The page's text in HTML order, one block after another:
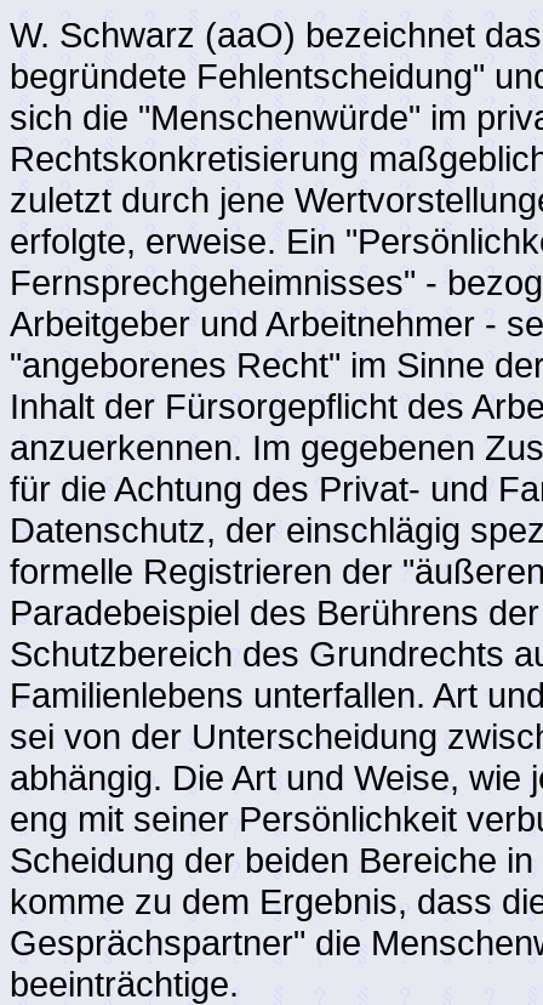
W. Schwarz (aaO) bezeichnet
begründete Fehlentscheidung"
sich die "Menschenwürde" im
Rechtskonkretisierung
zuletzt durch jene
erfolgte, erweise. Ein
Fernsprechgeheimnisses" -
Arbeitgeber und Arbeitnehmer -
"angeborenes Recht" im Sinne
Inhalt der Fürsorgepflicht des
anzuerkennen. Im gegebenen
für die Achtung des Privat- und
Datenschutz, der einschlägig
formelle Registrieren der
Paradebeispiel des Berührens
Schutzbereich des Grundrechts
Familienlebens unterfallen. Art
sei von der Unterscheidung
abhängig. Die Art und Weise,
eng mit seiner Persönlichkeit
Scheidung der beiden Bereiche
komme zu dem Ergebnis, dass
Gesprächspartner" die
beeinträchtige.